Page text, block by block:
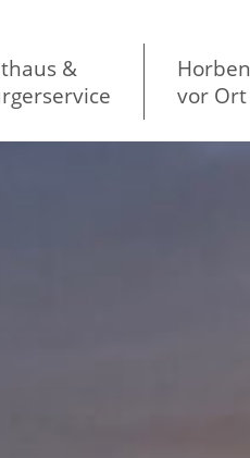
&
Horben
vor Ort